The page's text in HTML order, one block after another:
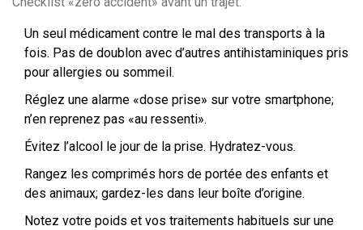
Un seul médicament contre le mal des transports à la
fois. Pas de doublon avec d’autres antihistaminiques pris
pour allergies ou sommeil.
Réglez une alarme «dose prise» sur votre smartphone;
n’en reprenez pas «au ressenti».
Évitez l’alcool le jour de la prise. Hydratez-vous.
Rangez les comprimés hors de portée des enfants et
des animaux; gardez-les dans leur boîte d’origine.
Notez votre poids et vos traitements habituels sur une